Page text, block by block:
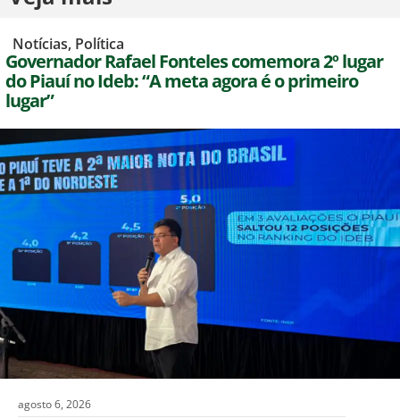
Notícias, Política
Governador Rafael Fonteles comemora 2º lugar
do Piauí no Ideb: “A meta agora é o primeiro
lugar”
agosto 6, 2026